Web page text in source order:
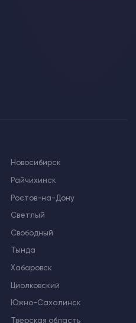
Новосибирск
Райчихинск
Ростов-на-Дону
Светлый
Свободный
Тында
Хабаровск
Циолковский
Южно-Сахалинск
Тверская область